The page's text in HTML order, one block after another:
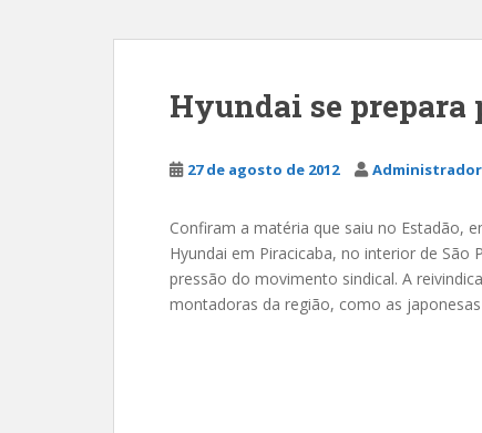
Hyundai se prepara
27 de agosto de 2012 Administrador
Confiram a matéria que saiu no Estadão,
Hyundai em Piracicaba, no interior de
pressão do movimento sindical. A
montadoras da região, como as